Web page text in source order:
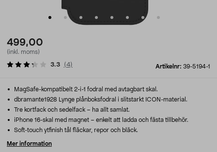
499,00
(inkl. moms)
Artikelnr: 39-5194-1
3.3 (4)
MagSafe-kompatibelt 2-i-1 fodral med avtagbart skal.
dbramante1928 Lynge plånboksfodral i slitstarkt ICON-material.
Tre kortfack och sedelfack – ha allt samlat.
iPhone 16-skal med magnet – enkelt att ladda och fästa tillbehör.
Soft-touch ytfinish tål fläckar, repor och bläck.
Mer information